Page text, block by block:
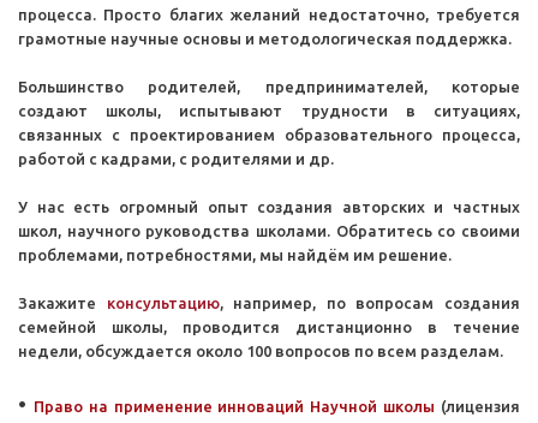
процесса. Просто благих желаний недостаточно, требуется
грамотные научные основы и методологическая поддержка.
Большинство родителей, предпринимателей, которые
создают школы, испытывают трудности в ситуациях,
связанных с проектированием образовательного процесса,
работой с кадрами, с родителями и др.
У нас есть огромный опыт создания авторских и частных
школ, научного руководства школами. Обратитесь со своими
проблемами, потребностями, мы найдём им решение.
Закажите консультацию, например, по вопросам создания
семейной школы, проводится дистанционно в течение
недели, обсуждается около 100 вопросов по всем разделам.
• Право на применение инноваций Научной школы (лицензия